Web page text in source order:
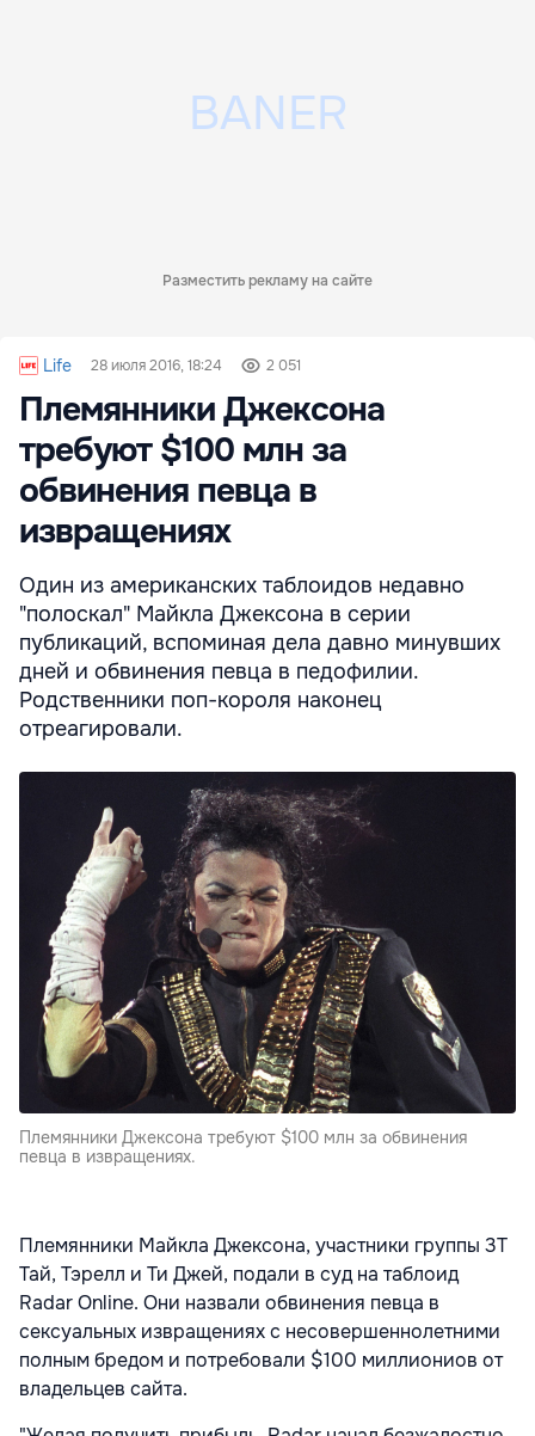
Разместить рекламу на сайте
Life 28 июля 2016, 18:24 2 051
Племянники Джексона
требуют $100 млн за
обвинения певца в
извращениях
Один из американских таблоидов недавно
"полоскал" Майкла Джексона в серии
публикаций, вспоминая дела давно минувших
дней и обвинения певца в педофилии.
Родственники поп-короля наконец
отреагировали.
Племянники Джексона требуют $100 млн за обвинения
певца в извращениях.
Племянники Майкла Джексона, участники группы 3T
Тай, Тэрелл и Ти Джей, подали в суд на таблоид
Radar Online. Они назвали обвинения певца в
сексуальных извращениях с несовершеннолетними
полным бредом и потребовали $100 миллиониов от
владельцев сайта.